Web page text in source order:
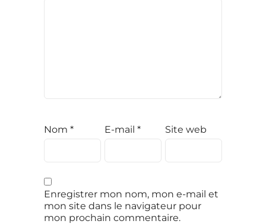
Nom * E-mail * Site web
Enregistrer mon nom, mon e-mail et
mon site dans le navigateur pour
mon prochain commentaire.